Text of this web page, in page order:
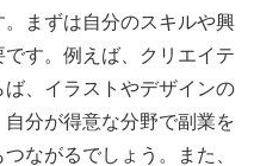
まずは自分のスキルや興
す。例えば、クリエイテ
、イラストやデザインの
分が得意な分野で副業を
ながるでしょう。また、